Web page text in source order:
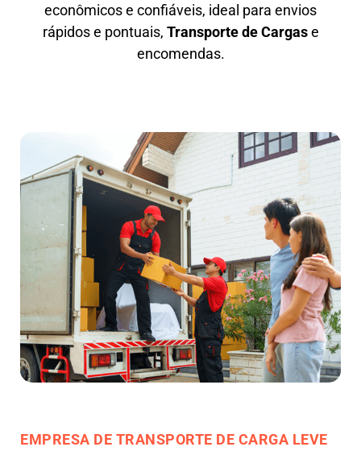
econômicos e confiáveis, ideal para envios
rápidos e pontuais, Transporte de Cargase
encomendas.
EMPRESA DE TRANSPORTE DE CARGA LEVE